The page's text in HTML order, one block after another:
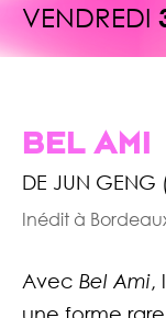
VENDREDI
BEL AMI
DE JUN GENG
Inédit à
Avec Bel Ami,